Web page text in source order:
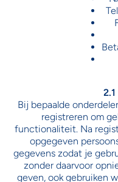
Bij bepaalde
registreren om
functionaliteit. Na
opgegeven
gegevens zodat je
zonder daarvoor
geven, ook gebruiken